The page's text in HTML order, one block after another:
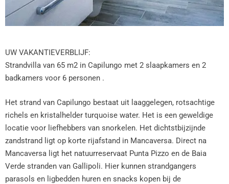
UW VAKANTIEVERBLIJF:
Strandvilla van 65 m2 in Capilungo met 2 slaapkamers en 2
badkamers voor 6 personen .
Het strand van Capilungo bestaat uit laaggelegen, rotsachtige
richels en kristalhelder turquoise water. Het is een geweldige
locatie voor liefhebbers van snorkelen. Het dichtstbijzijnde
zandstrand ligt op korte rijafstand in Mancaversa. Direct na
Mancaversa ligt het natuurreservaat Punta Pizzo en de Baia
Verde stranden van Gallipoli. Hier kunnen strandgangers
parasols en ligbedden huren en snacks kopen bij de